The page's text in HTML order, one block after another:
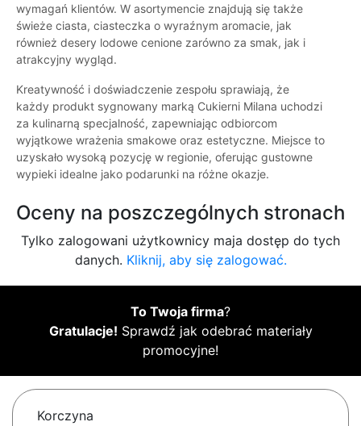
wymagań klientów. W asortymencie znajdują się także
świeże ciasta, ciasteczka o wyraźnym aromacie, jak
również desery lodowe cenione zarówno za smak, jak i
atrakcyjny wygląd.
Kreatywność i doświadczenie zespołu sprawiają, że
każdy produkt sygnowany marką Cukierni Milana uchodzi
za kulinarną specjalność, zapewniając odbiorcom
wyjątkowe wrażenia smakowe oraz estetyczne. Miejsce to
uzyskało wysoką pozycję w regionie, oferując gustowne
wypieki idealne jako podarunki na różne okazje.
Oceny na poszczególnych stronach
Tylko zalogowani użytkownicy maja dostęp do tych
danych. Kliknij, aby się zalogować.
To Twoja firma?
Gratulacje! Sprawdź jak odebrać materiały
promocyjne!
Korczyna